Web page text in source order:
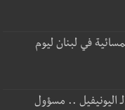
في لبنان ليوم
اليونيفيل .. مسؤول